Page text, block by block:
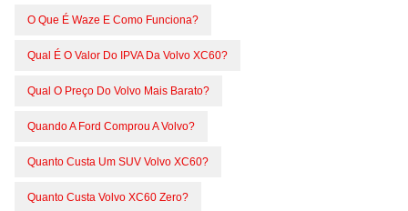
O Que É Waze E Como Funciona?
Qual É O Valor Do IPVA Da Volvo XC60?
Qual O Preço Do Volvo Mais Barato?
Quando A Ford Comprou A Volvo?
Quanto Custa Um SUV Volvo XC60?
Quanto Custa Volvo XC60 Zero?